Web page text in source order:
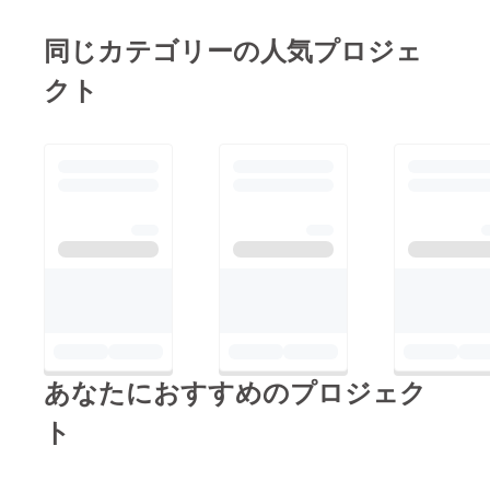
同じカテゴリーの人気プロジェ
クト
あなたにおすすめのプロジェク
ト